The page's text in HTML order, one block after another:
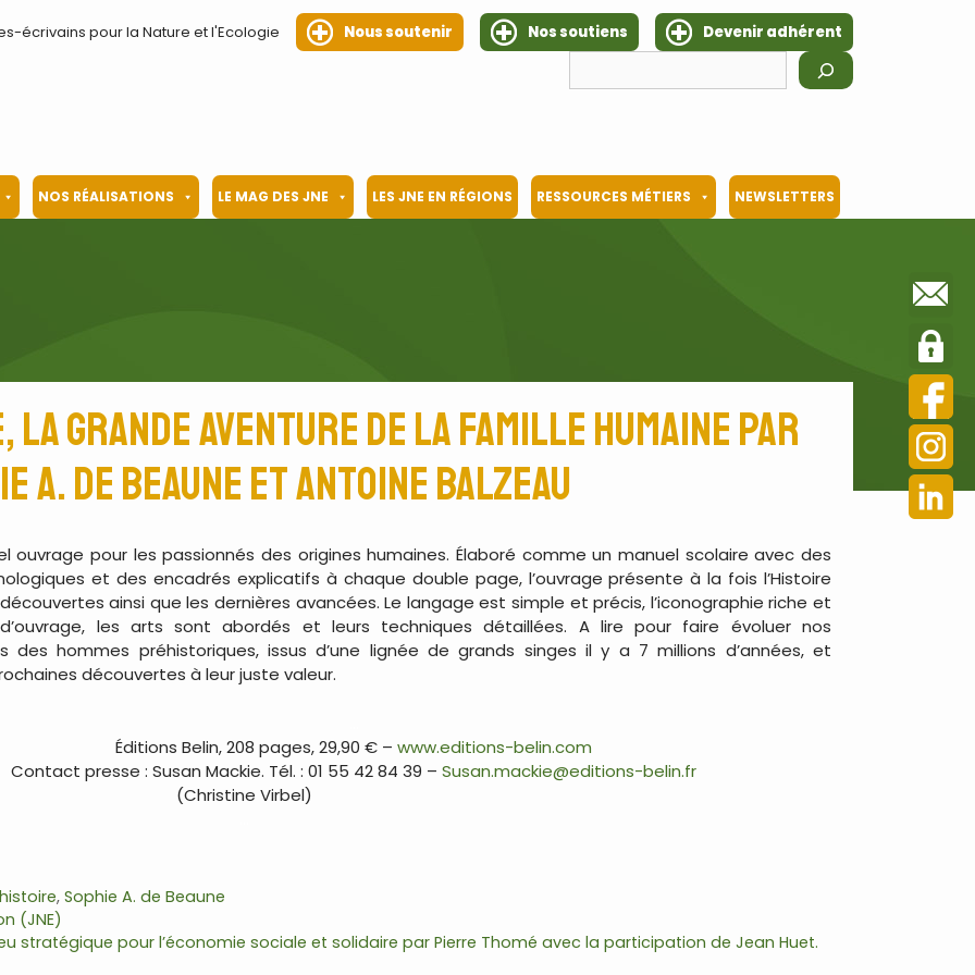
écrivains pour la Nature et l'Ecologie Nous soutenir Nos soutiens
Devenir adhérent
NOS RÉALISATIONS LE MAG DES JNE LES JNE EN RÉGIONS RESSOURCES MÉTIERS NEWSLETTERS
grande aventure de la famille humaine par
A. de Beaune et Antoine Balzeau
ouvrage pour les passionnés des origines humaines. Élaboré comme un manuel scolaire avec des
et des encadrés explicatifs à chaque double page, l’ouvrage présente à la fois l’Histoire
ainsi que les dernières avancées. Le langage est simple et précis, l’iconographie riche et
les arts sont abordés et leurs techniques détaillées. A lire pour faire évoluer nos
des hommes préhistoriques, issus d’une lignée de grands singes il y a 7 millions d’années, et
découvertes à leur juste valeur.
Éditions Belin, 208 pages, 29,90 € –www.editions-belin.com
Contact presse : Susan Mackie. Tél. : 01 55 42 84 39 –Susan.mackie@editions-belin.fr
(Christine Virbel)
,Sophie A. de Beaune
(JNE)
stratégique pour l’économie sociale et solidaire par Pierre Thomé avec la participation de Jean Huet.